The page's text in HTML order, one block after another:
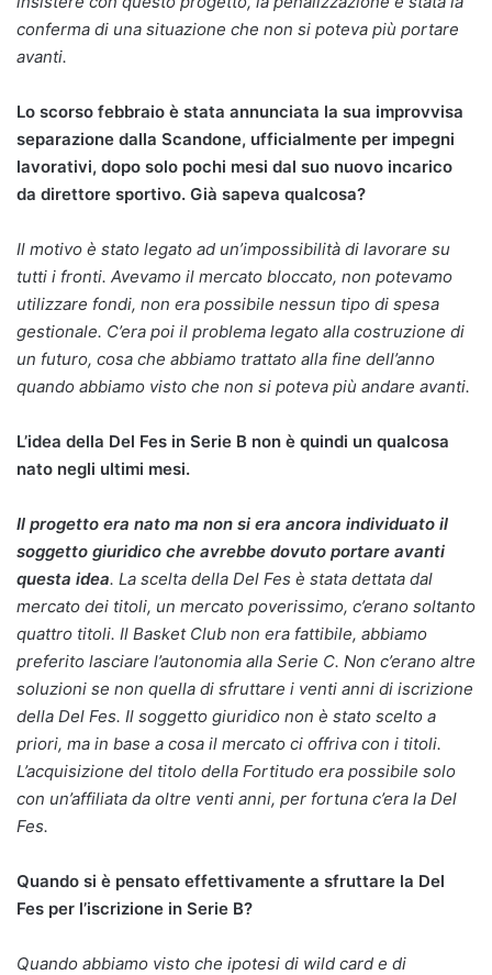
conferma di una situazione che non si poteva più portare
avanti.
Lo scorso febbraio è stata annunciata la sua improvvisa
separazione dalla Scandone, ufficialmente per impegni
lavorativi, dopo solo pochi mesi dal suo nuovo incarico
da direttore sportivo. Già sapeva qualcosa?
Il motivo è stato legato ad un’impossibilità di lavorare su
tutti i fronti. Avevamo il mercato bloccato, non potevamo
utilizzare fondi, non era possibile nessun tipo di spesa
gestionale. C’era poi il problema legato alla costruzione di
un futuro, cosa che abbiamo trattato alla fine dell’anno
quando abbiamo visto che non si poteva più andare avanti.
L’idea della Del Fes in Serie B non è quindi un qualcosa
nato negli ultimi mesi.
Il progetto era nato ma non si era ancora individuato il
soggetto giuridico che avrebbe dovuto portare avanti
questa idea. La scelta della Del Fes è stata dettata dal
mercato dei titoli, un mercato poverissimo, c’erano soltanto
quattro titoli. Il Basket Club non era fattibile, abbiamo
preferito lasciare l’autonomia alla Serie C. Non c’erano altre
soluzioni se non quella di sfruttare i venti anni di iscrizione
della Del Fes. Il soggetto giuridico non è stato scelto a
priori, ma in base a cosa il mercato ci offriva con i titoli.
L’acquisizione del titolo della Fortitudo era possibile solo
con un’affiliata da oltre venti anni, per fortuna c’era la Del
Fes.
Quando si è pensato effettivamente a sfruttare la Del
Fes per l’iscrizione in Serie B?
Quando abbiamo visto che ipotesi di wild card e di